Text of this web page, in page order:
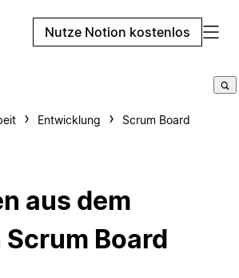
Nutze Notion kostenlos
Entwicklung Scrum Board
aus dem
Scrum Board